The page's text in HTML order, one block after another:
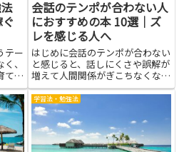
テー
、
てま
ぶ順
感じ
挫折
が伝
り
会話のテンポが合わない人
におすすめの本 10選｜ズ
レを感じる人へ
はじめに会話のテンポが合わない
と感じると、話しにくさや誤解が
増えて人間関係がぎこちなくなり
がちです。本記事で紹介する本
は、相手のリズムを読み取る力や
自分の話し方を調整する方法、沈
黙や間の取り方のコツを学べるも
のを中心に選びました。これらを
読...
学習法・勉強法